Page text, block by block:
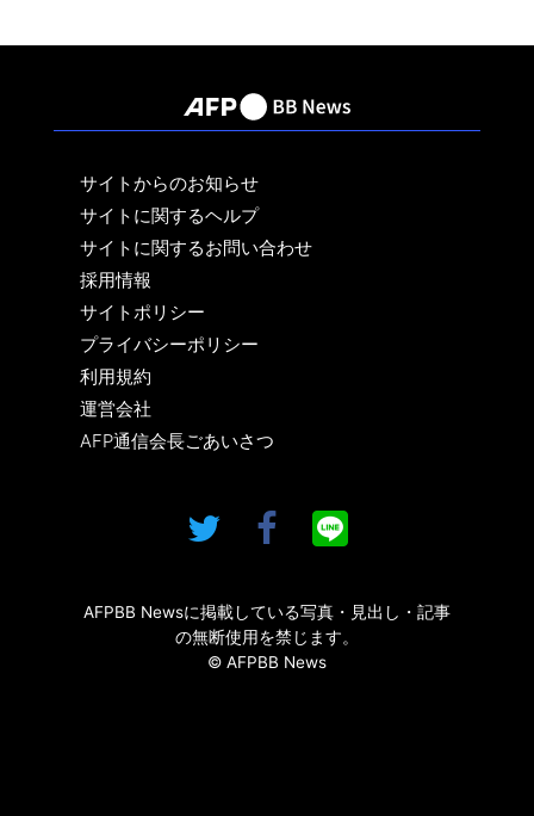
サイトからのお知らせ
サイトに関するヘルプ
サイトに関するお問い合わせ
採用情報
サイトポリシー
プライバシーポリシー
利用規約
運営会社
AFP通信会長ごあいさつ
AFPBB Newsに掲載している写真・見出し・記事
の無断使用を禁じます。
© AFPBB News